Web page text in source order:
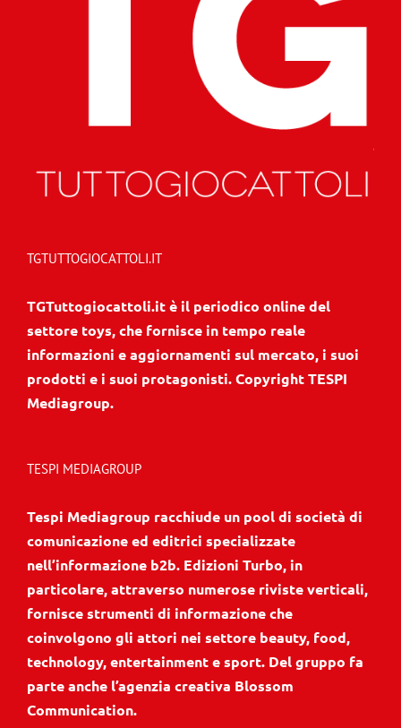
TGTUTTOGIOCATTOLI.IT
TGTuttogiocattoli.it è il periodico online del
settore toys, che fornisce in tempo reale
informazioni e aggiornamenti sul mercato, i suoi
prodotti e i suoi protagonisti. Copyright TESPI
Mediagroup.
TESPI MEDIAGROUP
Tespi Mediagroup racchiude un pool di società di
comunicazione ed editrici specializzate
nell’informazione b2b. Edizioni Turbo, in
particolare, attraverso numerose riviste verticali,
fornisce strumenti di informazione che
coinvolgono gli attori nei settore beauty, food,
technology, entertainment e sport. Del gruppo fa
parte anche l’agenzia creativa Blossom
Communication.